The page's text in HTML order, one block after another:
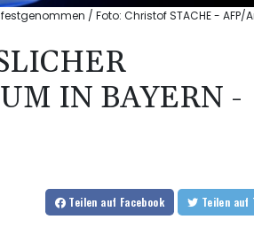
/ Foto: Christof STACHE - AFP/
G
IN BAYERN - T
Teilen auf Facebook Teilen